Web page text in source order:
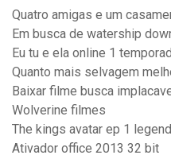
Quatro amigas e um
Em busca de watership
Eu tu e ela online 1
Quanto mais selvagem
Baixar filme busca
Wolverine filmes
The kings avatar ep 1
Ativador office 2013 32 bit